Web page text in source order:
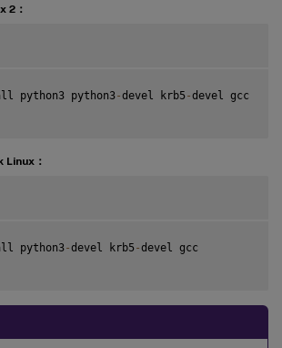
2：
python3 python3-devel krb5 -devel gcc
Linux：
python3-devel krb5 -devel gcc